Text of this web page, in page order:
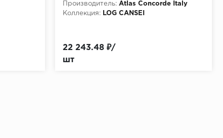
Производитель: Atlas Concorde Italy
Коллекция:
LOG CANSEI
22 243.48 ₽/
шт